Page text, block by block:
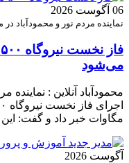
06 آگوست 2026
نماینده مردم نور و محمودآباد
می‌شود
محمودآباد آنلاین :
مگاوات خبر داد و گفت:
آگوست 2026